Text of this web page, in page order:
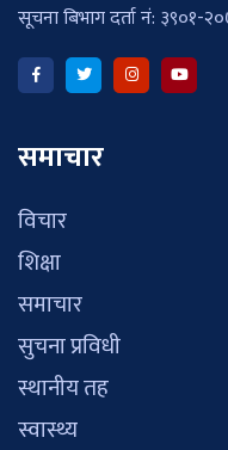
सूचना बिभाग दर्ता नं: ३९०१-
समाचार
विचार
शिक्षा
समाचार
सुचना प्रविधी
स्थानीय तह
स्वास्थ्य